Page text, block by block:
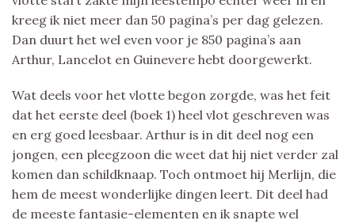
kreeg ik niet meer dan 50 pagina’s per dag gelezen.
Dan duurt het wel even voor je 850 pagina’s aan
Arthur, Lancelot en Guinevere hebt doorgewerkt.
Wat deels voor het vlotte begon zorgde, was het feit
dat het eerste deel (boek 1) heel vlot geschreven was
en erg goed leesbaar. Arthur is in dit deel nog een
jongen, een pleegzoon die weet dat hij niet verder zal
komen dan schildknaap. Toch ontmoet hij Merlijn, die
hem de meest wonderlijke dingen leert. Dit deel had
de meeste fantasie-elementen en ik snapte wel